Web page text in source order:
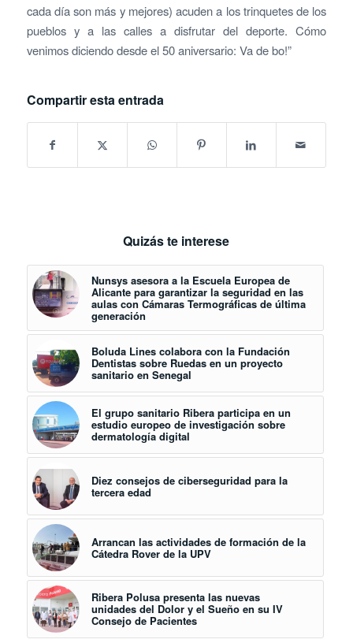
cada día son más y mejores) acuden a los trinquetes de los
pueblos y a las calles a disfrutar del deporte. Cómo
venimos diciendo desde el 50 aniversario: Va de bo!”
Compartir esta entrada
Quizás te interese
Nunsys asesora a la Escuela Europea de
Alicante para garantizar la seguridad en las
aulas con Cámaras Termográficas de última
generación
Boluda Lines colabora con la Fundación
Dentistas sobre Ruedas en un proyecto
sanitario en Senegal
El grupo sanitario Ribera participa en un
estudio europeo de investigación sobre
dermatología digital
Diez consejos de ciberseguridad para la
tercera edad
Arrancan las actividades de formación de la
Cátedra Rover de la UPV
Ribera Polusa presenta las nuevas
unidades del Dolor y el Sueño en su IV
Consejo de Pacientes